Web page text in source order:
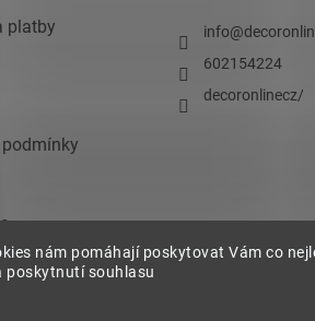
nám pomáhají poskytovat Vám co
poskytnutí souhlasu
platby
osobních
info@
602154224
decoronlinecz/